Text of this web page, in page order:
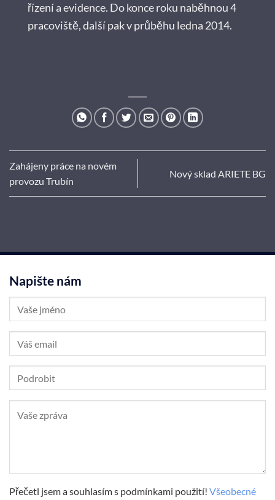
řízení a evidence. Do konce roku naběhnou 4
pracoviště, další pak v průběhu ledna 2014.
Zahájeny práce na novém
provozu Trubín
Nový sklad ARIETE BG
Napište nám
Přečetl jsem a souhlasím s podmínkami použití! Všeobecné